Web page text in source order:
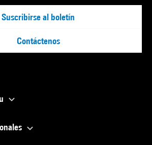
Suscribirse al boletín
Contáctenos